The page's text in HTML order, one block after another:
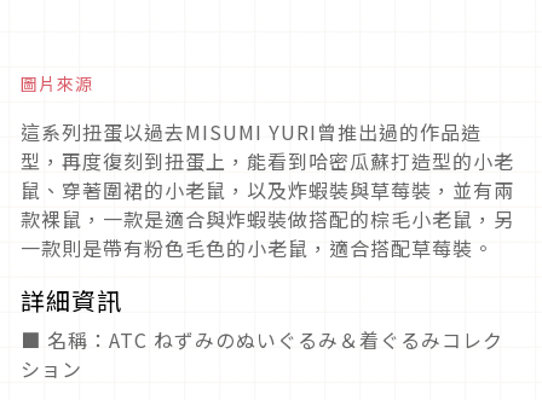
圖片來源
這系列扭蛋以過去MISUMI YURI曾推出過的作品造
型，再度復刻到扭蛋上，能看到哈密瓜蘇打造型的小老
鼠、穿著圍裙的小老鼠，以及炸蝦裝與草莓裝，並有兩
款裸鼠，一款是適合與炸蝦裝做搭配的棕毛小老鼠，另
一款則是帶有粉色毛色的小老鼠，適合搭配草莓裝。
詳細資訊
■ 名稱：ATC ねずみのぬいぐるみ＆着ぐるみコレク
ション